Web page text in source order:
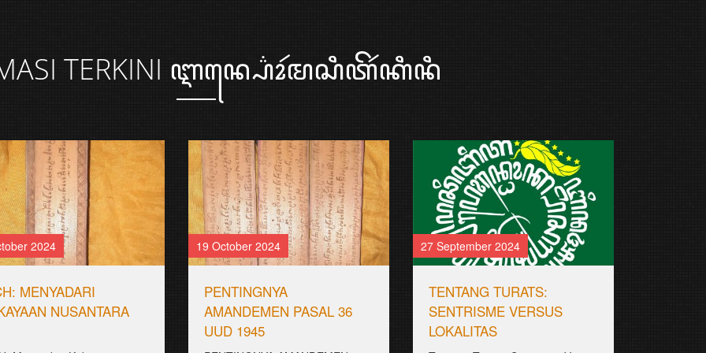
TERKINI ꦆꦤ꧀ꦥ꦳ꦺꦴꦂꦩꦱꦶꦠꦼꦂꦏꦶꦤꦶ
2024
MENYADARI
NUSANTARA
19 October 2024
PENTINGNYA
AMANDEMEN PASAL 36
UUD 1945
27 September 2024
TENTANG TURATS:
SENTRISME VERSUS
LOKALITAS